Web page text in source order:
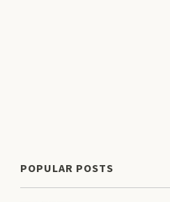
POPULAR POSTS